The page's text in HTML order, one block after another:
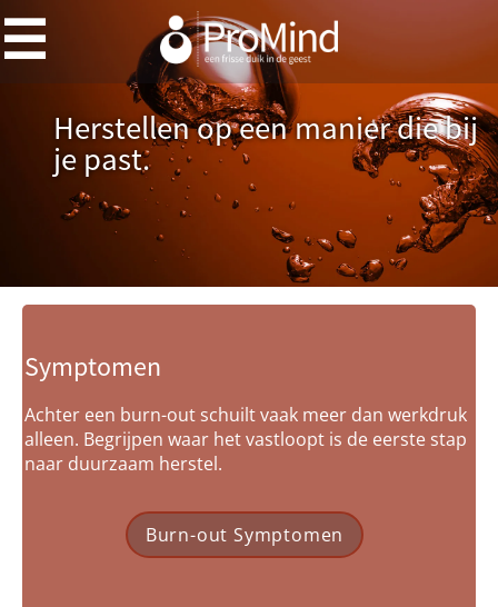
Herstellen op een manier die bij
je past.
Symptomen
Achter een burn-out schuilt vaak meer dan werkdruk
alleen. Begrijpen waar het vastloopt is de eerste stap
naar duurzaam herstel.
Burn-out Symptomen